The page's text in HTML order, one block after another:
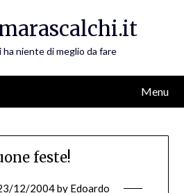
ha niente di meglio da fare
Menu
feste!
12/2004by Edoardo